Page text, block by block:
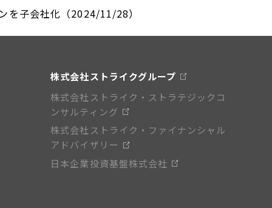
を子会社化（2024/11/28）
株式会社ストライクグループ
株式会社ストライク・ストラテジックコ
ンサルティング
株式会社ストライク・ファイナンシャル
アドバイザリー
日本企業投資基盤株式会社